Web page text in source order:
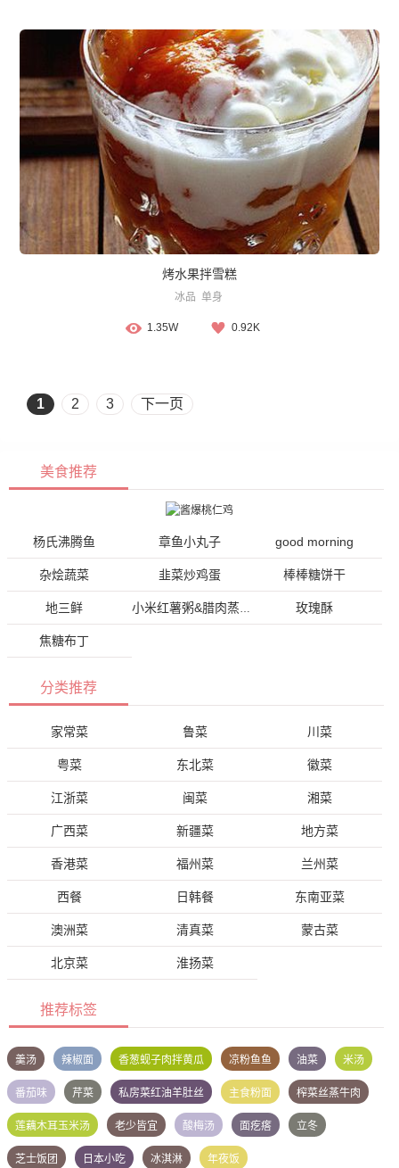
烤水果拌雪糕
冰品 单身
1.35W 0.92K
1 2 3 下一页
美食推荐
杨氏沸腾鱼 章鱼小丸子 good morning
杂烩蔬菜 韭菜炒鸡蛋 棒棒糖饼干
地三鲜 玫瑰酥
焦糖布丁
分类推荐
家常菜 鲁菜 川菜
粤菜 东北菜 徽菜
江浙菜 闽菜 湘菜
广西菜 新疆菜 地方菜
香港菜 福州菜 兰州菜
西餐 日韩餐 东南亚菜
澳洲菜 清真菜 蒙古菜
北京菜 淮扬菜
推荐标签
羹汤 辣椒面 香葱蚬子肉拌黄瓜 凉粉鱼鱼 油菜 米汤
番茄味 芹菜 私房菜红油羊肚丝 主食粉面 榨菜丝蒸牛肉
莲藕木耳玉米汤 老少皆宜 酸梅汤 面疙瘩 立冬
芝士饭团 日本小吃 冰淇淋 年夜饭